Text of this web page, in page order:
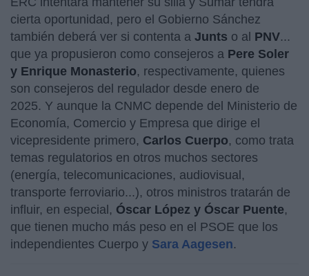
cierta oportunidad, pero el Gobierno Sánchez
también deberá ver si contenta a Junts o al PNV...
que ya propusieron como consejeros a Pere Soler
y Enrique Monasterio, respectivamente, quienes
son consejeros del regulador desde enero de
2025. Y aunque la CNMC depende del Ministerio de
Economía, Comercio y Empresa que dirige el
vicepresidente primero, Carlos Cuerpo, como trata
temas regulatorios en otros muchos sectores
(energía, telecomunicaciones, audiovisual,
transporte ferroviario...), otros ministros tratarán de
influir, en especial, Óscar López y Óscar Puente,
que tienen mucho más peso en el PSOE que los
independientes Cuerpo y Sara Aagesen.